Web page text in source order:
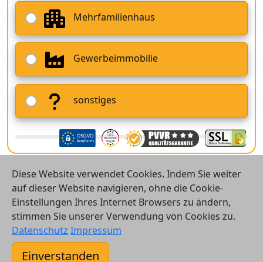
Mehrfamilienhaus
Gewerbeimmobilie
sonstiges
© 2026 Vergleichsrechner24 GmbH
Kontakt
Diese Website verwendet Cookies. Indem Sie weiter
auf dieser Website navigieren, ohne die Cookie-
Einstellungen Ihres Internet Browsers zu ändern,
stimmen Sie unserer Verwendung von Cookies zu.
Datenschutz Impressum
Einverstanden